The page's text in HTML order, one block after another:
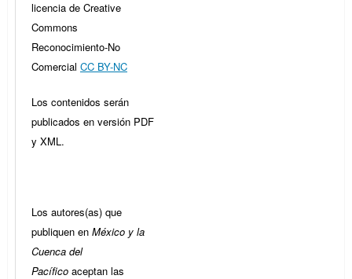
licencia de Creative
Commons
Reconocimiento-No
Comercial CC BY-NC
Los contenidos serán
publicados en versión PDF
y XML.
Los autores(as) que
publiquen en México y la
Cuenca del
Pacífico aceptan las